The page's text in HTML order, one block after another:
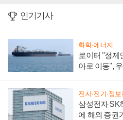
인기기사
화학·에너지
로이터 "정제
아로 이동",
전자·전기·정
삼성전자 SK
에 해외 증권